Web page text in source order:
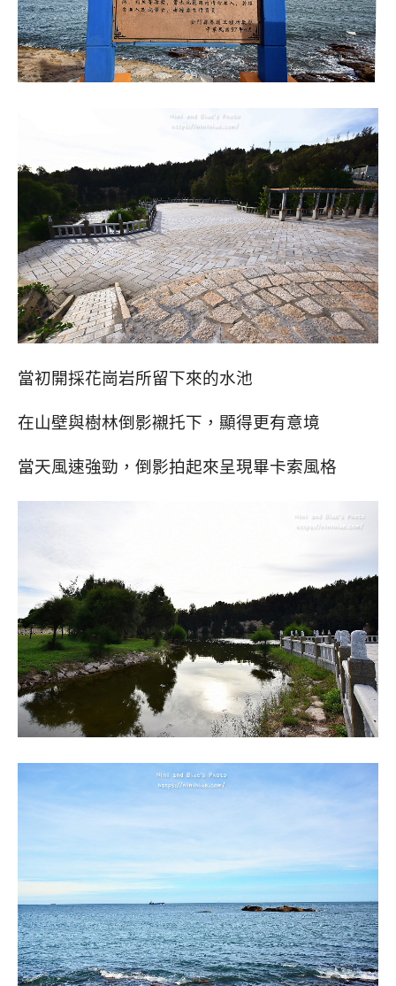
當初開採花崗岩所留下來的水池
在山壁與樹林倒影襯托下，顯得更有意境
當天風速強勁，倒影拍起來呈現畢卡索風格